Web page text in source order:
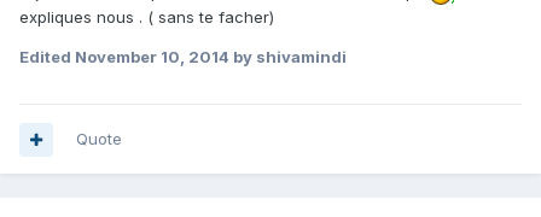
expliques nous . ( sans te facher)
Edited November 10, 2014 by shivamindi
Quote